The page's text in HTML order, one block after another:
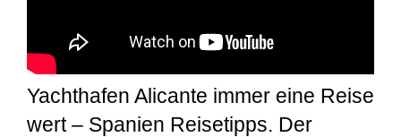
Yachthafen Alicante immer eine Reise
wert – Spanien Reisetipps. Der